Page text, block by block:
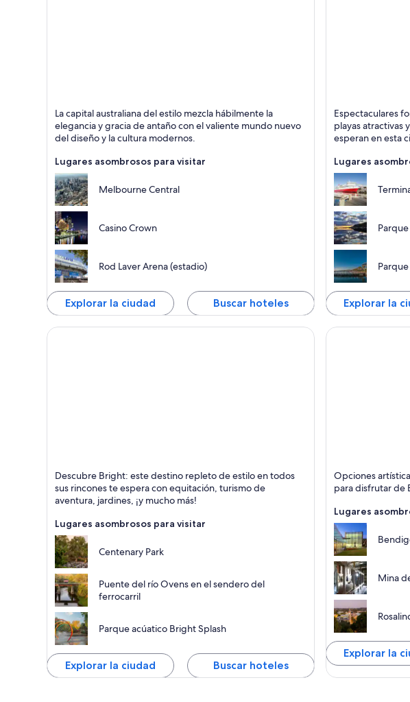
Melbourne
Comidas, Compras y Museos
La capital australiana del estilo mezcla hábilmente la
elegancia y gracia de antaño con el valiente mundo nuevo
del diseño y la cultura modernos.
Lugares asombrosos para visitar
Melbourne Central
Casino Crown
Rod Laver Arena (estadio)
Explorar la ciudad Buscar hoteles
Geelong
Personas
Espectaculares
playas atractivas
esperan en esta
Lugares
Explorar la
Jardines, Cascadas y Natación
Descubre Bright: este destino repleto de estilo en todos
sus rincones te espera con equitación, turismo de
aventura, jardines, ¡y mucho más!
Lugares asombrosos para visitar
Centenary Park
Puente del río Ovens en el sendero del
ferrocarril
Parque acúatico Bright Splash
Explorar la ciudad Buscar hoteles
Arte, Museos y
Opciones
para disfrutar de
Lugares
Mina
Explorar la